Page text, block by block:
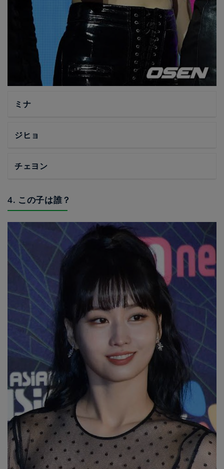
ミナ
ジヒョ
チェヨン
4. この子は誰？